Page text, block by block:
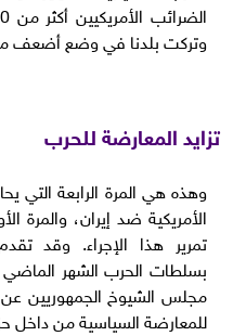
وتركت بلدنا في وضع أضعف
تزايد المعارضة للحرب
وهذه هي المرة الرابعة التي
الأمريكية ضد إيران، والمرة
تمرير هذا الإجراء. وقد
بسلطات الحرب الشهر
مجلس الشيوخ الجمهوريين
للمعارضة السياسية من داخل